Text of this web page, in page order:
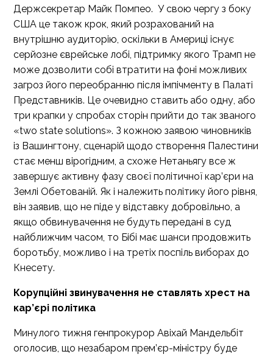
Держсекретар Майк Помпео. У свою чергу з боку
США це також крок, який розрахований на
внутрішню аудиторію, оскільки в Америці існує
серйозне єврейське лобі, підтримку якого Трамп не
може дозволити собі втратити на фоні можливих
загроз його переобранню після імпічменту в Палаті
Представників. Це очевидно ставить або одну, або
три крапки у спробах сторін прийти до так званого
«two state solutions». З кожною заявою чиновників
із Вашингтону, сценарій щодо створення Палестини
стає менш вірогідним, а схоже Нетаньягу все ж
завершує активну фазу своєї політичної кар’єри на
Землі Обетованій. Як і належить політику його рівня,
він заявив, що не піде у відставку добровільно, а
якщо обвинувачення не будуть передані в суд
найближчим часом, то Бібі має шанси продовжить
боротьбу, можливо і на третіх поспіль виборах до
Кнесету.
Корупційні звинувачення не ставлять хрест на
кар’єрі політика
Минулого тижня генпрокурор Авіхай Мандельбіт
оголосив, що незабаром прем’єр-міністру буде